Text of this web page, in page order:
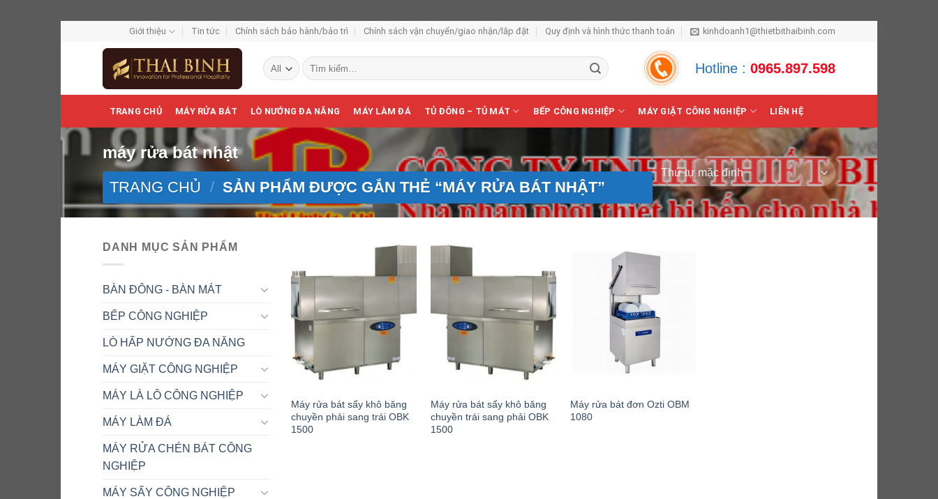
Giới thiệu Tin tức Chính sách bảo hành/bảo trì Chính sách vận chuyển/giao nhận/lắp đặt Quy định và hình thức thanh toán kinhdoanh1@thietbithaibinh.com
Tìm
kiếm:
Hotline : 0965.897.598
TRANG CHỦ MÁY RỬA BÁT LÒ NƯỚNG ĐA NĂNG MÁY LÀM ĐÁ TỦ ĐÔNG – TỦ MÁT BẾP CÔNG NGHIỆP MÁY GIẶT CÔNG NGHIỆP LIÊN HỆ
máy rửa bát nhật
TRANG CHỦ / SẢN PHẨM ĐƯỢC GẮN THẺ “MÁY RỬA BÁT NHẬT”
DANH MỤC SẢN PHẨM
BÀN ĐÔNG - BÀN MÁT
BẾP CÔNG NGHIỆP
LÒ HẤP NƯỚNG ĐA NĂNG
MÁY GIẶT CÔNG NGHIỆP
MÁY LÀ LÔ CÔNG NGHIỆP
MÁY LÀM ĐÁ
MÁY RỬA CHÉN BÁT CÔNG
NGHIỆP
MÁY SẤY CÔNG NGHIỆP
Máy rửa bát sấy khô băng
chuyền phải sang trái OBK
1500
Máy rửa bát sấy khô băng
chuyền trái sang phải OBK
1500
Máy rửa bát đơn Ozti OBM
1080